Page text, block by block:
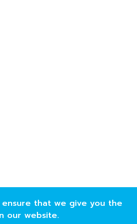
that we give you the
our website.